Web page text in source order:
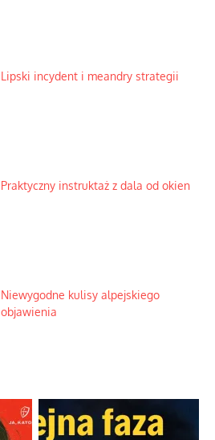
Lipski incydent i meandry strategii
Praktyczny instruktaż z dala od okien
Niewygodne kulisy alpejskiego
objawienia